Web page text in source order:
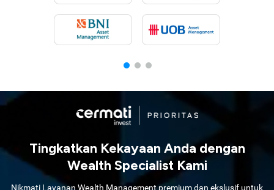
Tingkatkan Kekayaan Anda dengan
Wealth Specialist Kami
Nikmati Layanan Wealth Management premium dan ekslusif untuk